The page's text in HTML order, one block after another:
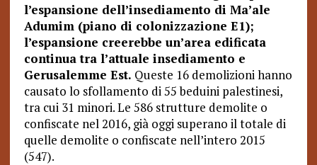
l’espansione dell’insediamento di Ma’ale
Adumim (piano di colonizzazione E1);
l’espansione creerebbe un’area edificata
continua tra l’attuale insediamento e
Gerusalemme Est. Queste 16 demolizioni hanno
causato lo sfollamento di 55 beduini palestinesi,
tra cui 31 minori. Le 586 strutture demolite o
confiscate nel 2016, già oggi superano il totale di
quelle demolite o confiscate nell’intero 2015
(547).